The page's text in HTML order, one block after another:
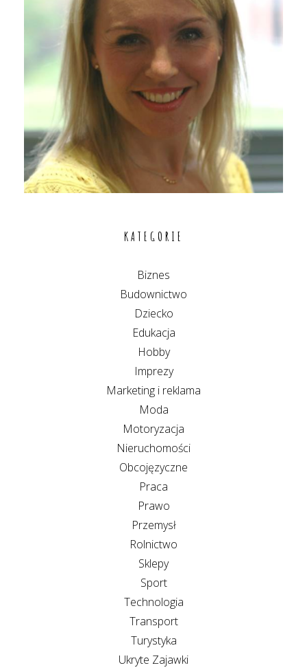
KATEGORIE
Biznes
Budownictwo
Dziecko
Edukacja
Hobby
Imprezy
Marketing i reklama
Moda
Motoryzacja
Nieruchomości
Obcojęzyczne
Praca
Prawo
Przemysł
Rolnictwo
Sklepy
Sport
Technologia
Transport
Turystyka
Ukryte Zajawki